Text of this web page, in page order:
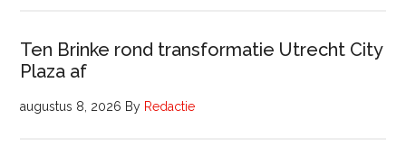
Ten Brinke rond transformatie Utrecht City
Plaza af
augustus 8, 2026 By Redactie